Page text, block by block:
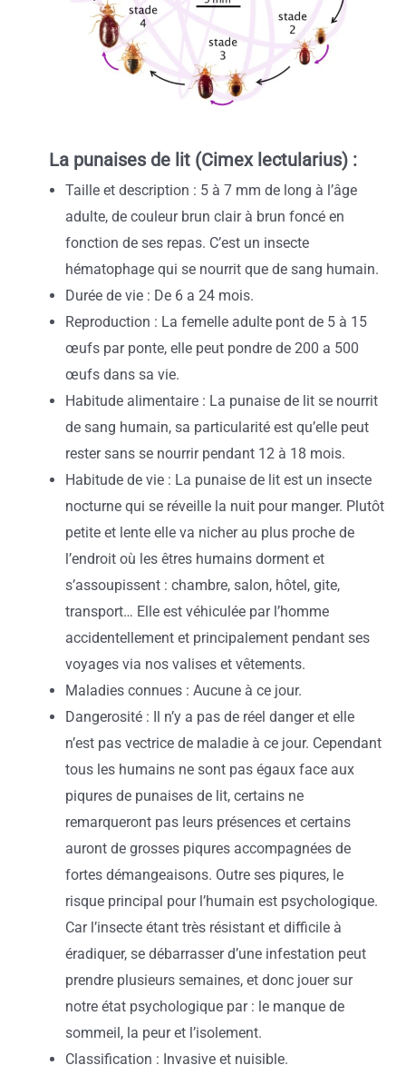
La punaises de lit (Cimex lectularius) :
Taille et description : 5 à 7 mm de long à l’âge
adulte, de couleur brun clair à brun foncé en
fonction de ses repas. C’est un insecte
hématophage qui se nourrit que de sang humain.
Durée de vie : De 6 a 24 mois.
Reproduction : La femelle adulte pont de 5 à 15
œufs par ponte, elle peut pondre de 200 a 500
œufs dans sa vie.
Habitude alimentaire : La punaise de lit se nourrit
de sang humain, sa particularité est qu’elle peut
rester sans se nourrir pendant 12 à 18 mois.
Habitude de vie : La punaise de lit est un insecte
nocturne qui se réveille la nuit pour manger. Plutôt
petite et lente elle va nicher au plus proche de
l’endroit où les êtres humains dorment et
s’assoupissent : chambre, salon, hôtel, gite,
transport… Elle est véhiculée par l’homme
accidentellement et principalement pendant ses
voyages via nos valises et vêtements.
Maladies connues : Aucune à ce jour.
Dangerosité : Il n’y a pas de réel danger et elle
n’est pas vectrice de maladie à ce jour. Cependant
tous les humains ne sont pas égaux face aux
piqures de punaises de lit, certains ne
remarqueront pas leurs présences et certains
auront de grosses piqures accompagnées de
fortes démangeaisons. Outre ses piqures, le
risque principal pour l’humain est psychologique.
Car l’insecte étant très résistant et difficile à
éradiquer, se débarrasser d’une infestation peut
prendre plusieurs semaines, et donc jouer sur
notre état psychologique par : le manque de
sommeil, la peur et l’isolement.
Classification : Invasive et nuisible.